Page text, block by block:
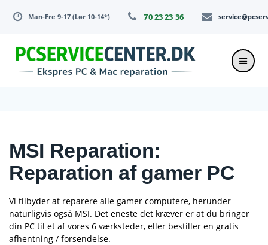
to
Man-Fre 9-17 (Lør 10-14*) 70 23 23 36
MSI Reparation:
Reparation af gamer PC
Vi tilbyder at reparere alle gamer computere, herunder
naturligvis også MSI. Det eneste det kræver er at du bringer
din PC til et af vores 6 værksteder, eller bestiller en gratis
afhentning / forsendelse.